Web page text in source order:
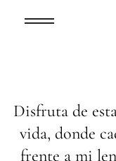
Disfruta de
vida, donde
frente a mi